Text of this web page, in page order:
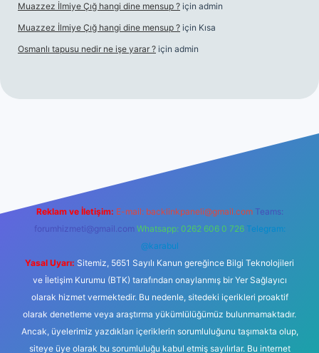
Muazzez İlmiye Çığ hangi dine mensup ? için admin
Muazzez İlmiye Çığ hangi dine mensup ? için Kısa
Osmanlı tapusu nedir ne işe yarar ? için admin
m elexbet
Reklam ve İletişim: E-mail: backlinkpaneli@gmail.com Teams:
forumhizmeti@gmail.com Whatsapp: 0262 606 0 726 Telegram:
@karabul
Yasal Uyarı: Sitemiz, 5651 Sayılı Kanun gereğince Bilgi Teknolojileri
ve İletişim Kurumu (BTK) tarafından onaylanmış bir Yer Sağlayıcı
olarak hizmet vermektedir. Bu nedenle, sitedeki içerikleri proaktif
olarak denetleme veya araştırma yükümlülüğümüz bulunmamaktadır.
Ancak, üyelerimiz yazdıkları içeriklerin sorumluluğunu taşımakta olup,
siteye üye olarak bu sorumluluğu kabul etmiş sayılırlar. Bu internet